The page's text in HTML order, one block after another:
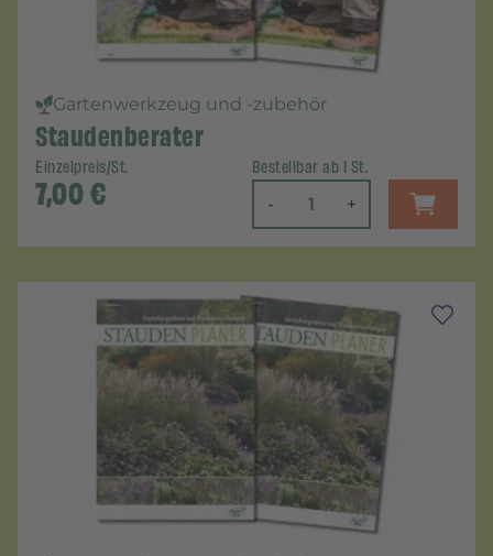
Gartenwerkzeug und -zubehör
Staudenberater
Einzelpreis/St.
7,00€
Bestellbar ab 1 St.
- +